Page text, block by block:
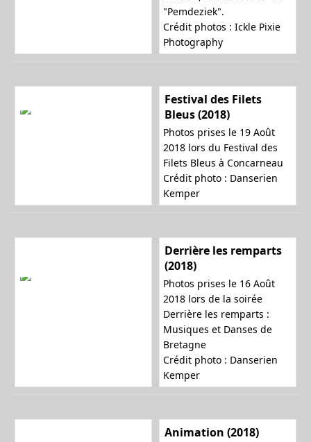
"Pemdeziek".
Crédit photos : Ickle Pixie
Photography
Festival des Filets
Bleus (2018)
Photos prises le 19 Août
2018 lors du Festival des
Filets Bleus à Concarneau
Crédit photo : Danserien
Kemper
Derrière les remparts
(2018)
Photos prises le 16 Août
2018 lors de la soirée
Derrière les remparts :
Musiques et Danses de
Bretagne
Crédit photo : Danserien
Kemper
Animation (2018)